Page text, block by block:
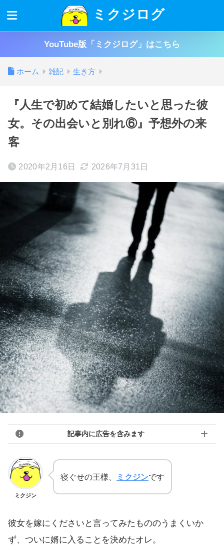
ミクジログ
YouTube版「ミクジログ」はこちら
ホーム 雑記 生き方
『人生で初めて結婚したいと思った彼
女。その出会いと別れ⑥』予想外の来
客
2020年2月16日 2026年7月31日
記事内に広告を含みます
ミクジン
寝ぐせの王様、 ミクジンです
彼女を嫁にくださいと言ってみたもののうまくいか
ず、ついに婿に入ることを決めたオレ。